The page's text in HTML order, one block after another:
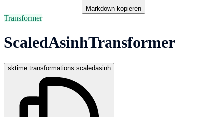
Markdown kopieren
Transformer
ScaledAsinhTransformer
sktime.transformations.scaledasinh